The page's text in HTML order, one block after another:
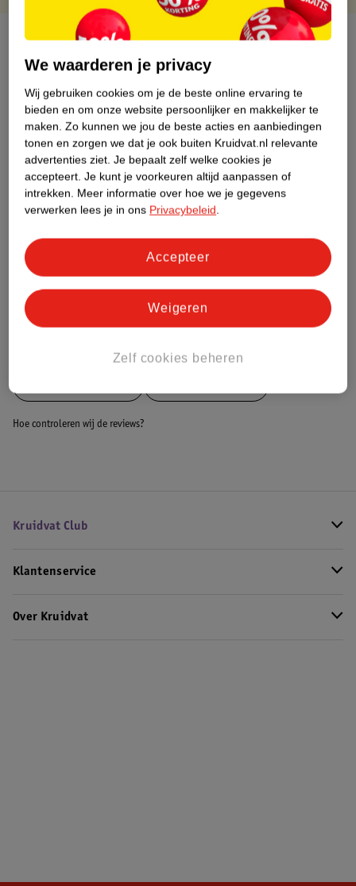
Over dit product
Productinformatie
Etiketinformatie
Nature Impact Score
Dit product heeft (nog) geen Nature
Impact Score.
Bestel & Bezorginformatie
Hoe controleren wij de reviews?
Kruidvat Club
Klantenservice
Over Kruidvat
We waarderen je privacy
Wij gebruiken cookies om je de beste online ervaring te
bieden en om onze website persoonlijker en makkelijker te
maken. Zo kunnen we jou de beste acties en aanbiedingen
tonen en zorgen we dat je ook buiten Kruidvat.nl relevante
advertenties ziet. Je bepaalt zelf welke cookies je
accepteert. Je kunt je voorkeuren altijd aanpassen of
intrekken. Meer informatie over hoe we je gegevens
verwerken lees je in ons Privacybeleid.
Zelf cookies beheren
Weigeren
Accepteer